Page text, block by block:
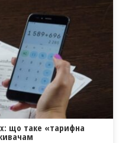
що таке «тарифна